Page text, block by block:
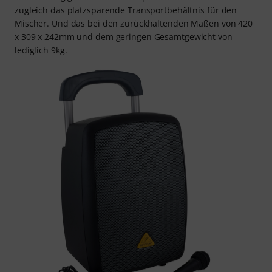
zugleich das platzsparende Transportbehältnis für den
Mischer. Und das bei den zurückhaltenden Maßen von 420
x 309 x 242mm und dem geringen Gesamtgewicht von
lediglich 9kg.